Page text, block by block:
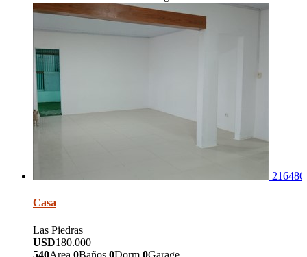
216486
Casa
Las Piedras
USD180.000
540Area 0Baños 0Dorm 0Garage